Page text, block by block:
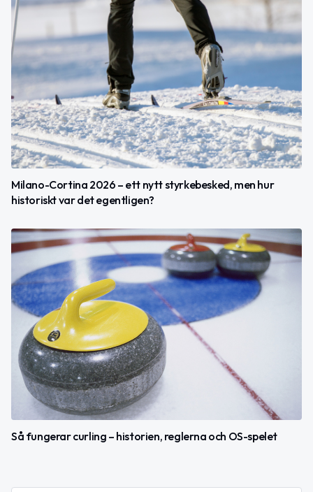
Milano-Cortina 2026 – ett nytt styrkebesked, men hur
historiskt var det egentligen?
Så fungerar curling – historien, reglerna och OS-spelet